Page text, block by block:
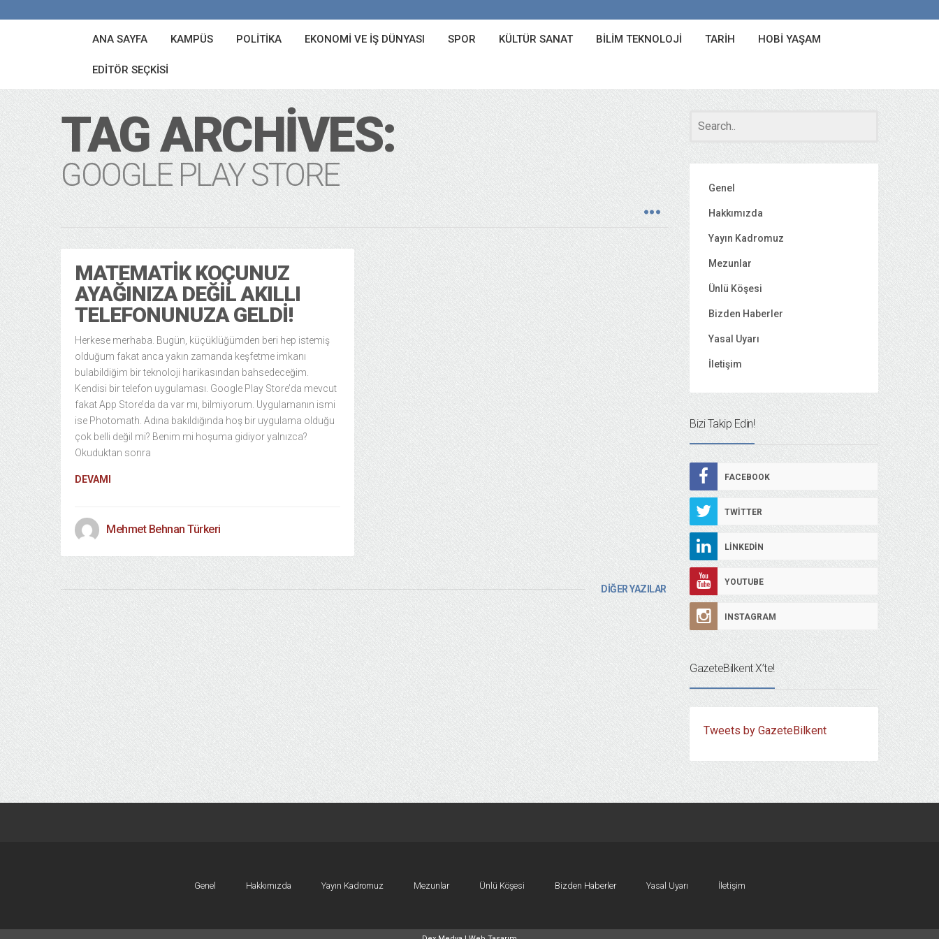
ANA SAYFA KAMPÜS POLITIKA EKONOMI VE İŞ DÜNYASI SPOR KÜLTÜR SANAT BILIM TEKNOLOJI TARIH HOBI YAŞAM
EDITÖR SEÇKISI
TAG ARCHIVES:
GOOGLE PLAY STORE
MATEMATIK KOÇUNUZ
AYAĞINIZA DEĞIL AKILLI
TELEFONUNUZA GELDI!
Herkese merhaba. Bugün, küçüklüğümden beri hep istemiş
olduğum fakat anca yakın zamanda keşfetme imkanı
bulabildiğim bir teknoloji harikasından bahsedeceğim.
Kendisi bir telefon uygulaması. Google Play Store’da mevcut
fakat App Store’da da var mı, bilmiyorum. Uygulamanın ismi
ise Photomath. Adına bakıldığında hoş bir uygulama olduğu
çok belli değil mi? Benim mi hoşuma gidiyor yalnızca?
Okuduktan sonra
DEVAMI
Mehmet Behnan Türkeri
DİĞER YAZILAR
Genel
Hakkımızda
Yayın Kadromuz
Mezunlar
Ünlü Köşesi
Bizden Haberler
Yasal Uyarı
İletişim
Bizi Takip Edin!
FACEBOOK
TWITTER
LINKEDIN
YOUTUBE
INSTAGRAM
GazeteBilkent X’te!
Tweets by GazeteBilkent
Genel Hakkımızda Yayın Kadromuz Mezunlar Ünlü Köşesi Bizden Haberler Yasal Uyarı İletişim